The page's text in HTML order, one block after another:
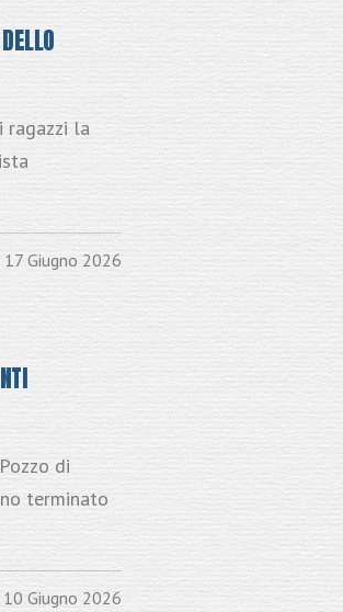
ragazzi la
17 Giugno 2026
di
terminato
10 Giugno 2026